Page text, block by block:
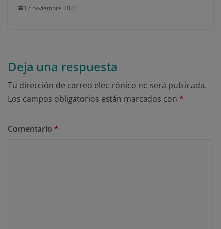
17 noviembre 2021
Deja una respuesta
Tu dirección de correo electrónico no será publicada.
Los campos obligatorios están marcados con *
Comentario *